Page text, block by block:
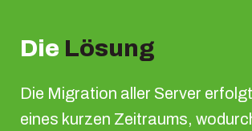
Die Lösung
Die Migration aller Server
eines kurzen Zeitraums,